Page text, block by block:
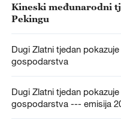
Kineski međunarodni
Pekingu
Dugi Zlatni tjedan
gospodarstva
Dugi Zlatni tjedan
gospodarstva --- emisija